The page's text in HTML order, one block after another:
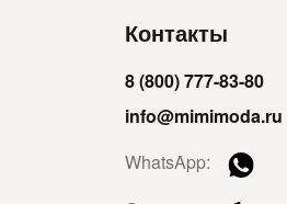
Контакты
8 (800) 777-83-80
info@mimimoda.ru
WhatsApp: